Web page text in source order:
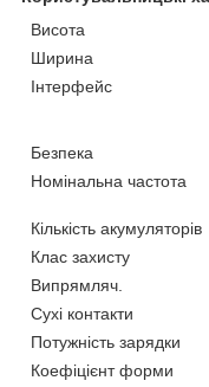
Висота
Ширина
Інтерфейс
Безпека
Номінальна частота
Кількість акумуляторів
Клас захисту
Випрямляч.
Сухі контакти
Потужність зарядки
Коефіцієнт форми